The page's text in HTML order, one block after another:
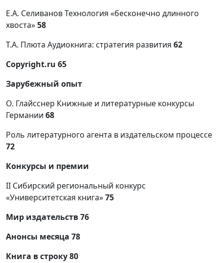
Е.А. Селиванов Технология «бесконечно длинного
хвоста»58
Т.А. Плюта Аудиокнига: стратегия развития 62
Copyright.ru 65
Зарубежный опыт
О. Глайсснер Книжные и литературные конкурсы
Германии 68
Роль литературного агента в издательском процессе
72
Конкурсы и премии
II Сибирский региональный конкурс
«Университетская книга»75
Мир издательств 76
Анонсы месяца 78
Книга в строку 80